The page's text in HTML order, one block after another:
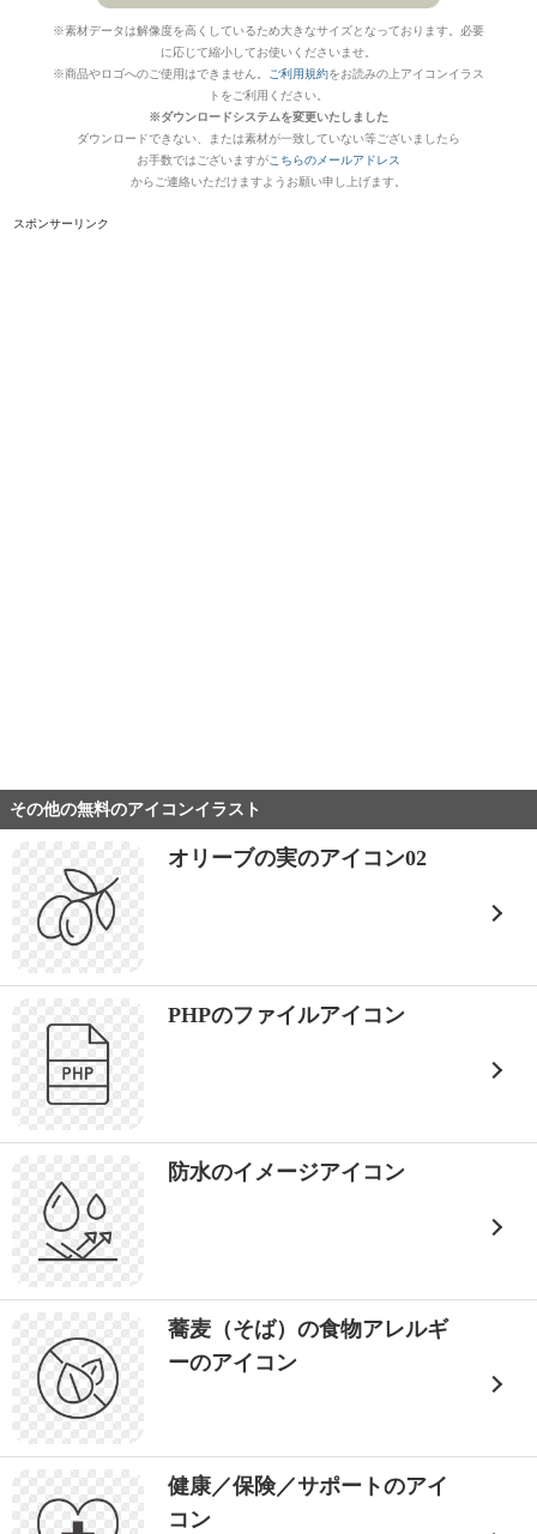
※素材データは解像度を高くしているため大きなサイズとなっております。必要
に応じて縮小してお使いくださいませ。
※商品やロゴへのご使用はできません。
ご利用規約をお読みの上アイコンイラス
トをご利用ください。
※ダウンロードシステムを変更いたしました
ダウンロードできない、または素材が一致していない等ございましたら
お手数ではございますがこちらのメールアドレス
からご連絡いただけますようお願い申し上げます。
スポンサーリンク
その他の無料のアイコンイラスト
オリーブの実のアイコン02
PHPのファイルアイコン
防水のイメージアイコン
蕎麦（そば）の食物アレルギ
ーのアイコン
健康／保険／サポートのアイ
コン